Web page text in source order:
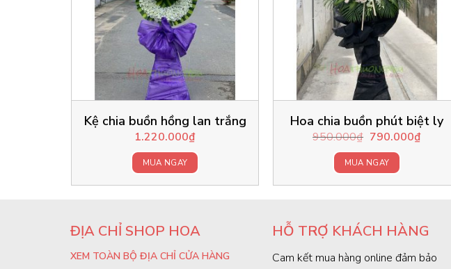
Kệ chia buồn hồng lan trắng
1.220.000₫
MUA NGAY
Hoa chia buồn phút biệt ly
950.000₫ Original
was:
950.000₫.
790.000₫Current
MUA NGAY
ĐỊA CHỈ SHOP HOA
XEM TOÀN BỘ ĐỊA CHỈ CỬA HÀNG
HỖ TRỢ KHÁCH HÀNG
Cam kết mua hàng online đảm bảo